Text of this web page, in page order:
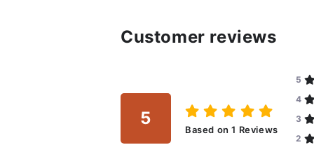
Customer reviews
5
Based on1 Reviews
5
4
3
2